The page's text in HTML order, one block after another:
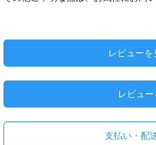
レビューを
レビュ
支払い・配